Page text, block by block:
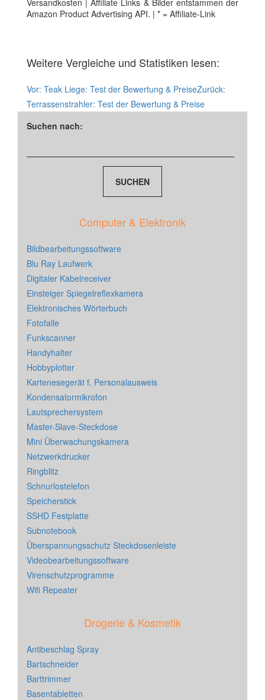
Amazon Product Advertising API. | * = Affiliate-Link
Weitere Vergleiche und Statistiken lesen:
Vor: Teak Liege: Test der Bewertung & PreiseZurück:
Terrassenstrahler: Test der Bewertung & Preise
Suchen nach:
Computer & Elektronik
Bildbearbeitungssoftware
Blu Ray Laufwerk
Digitaler Kabelreceiver
Einsteiger Spiegelreflexkamera
Elektronisches Wörterbuch
Fotofalle
Funkscanner
Handyhalter
Hobbyplotter
Kartenesegerät f. Personalausweis
Kondensatormikrofon
Lautsprechersystem
Master-Slave-Steckdose
Mini Überwachungskamera
Netzwerkdrucker
Ringblitz
Schnurlostelefon
Speicherstick
SSHD Festplatte
Subnotebook
Überspannungsschutz Steckdosenleiste
Videobearbeitungssoftware
Virenschutzprogramme
Wifi Repeater
Drogerie & Kosmetik
Antibeschlag Spray
Bartschneider
Barttrimmer
Basentabletten